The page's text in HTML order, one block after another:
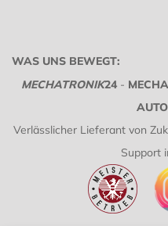
WAS UNS BEWEGT:
MECHATRONIK24-
Verlässlicher Lieferant von
Support